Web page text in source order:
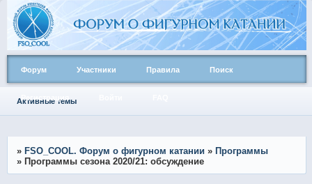
Форум Участники Правила Поиск
Активные темы
» FSO_COOL. Форум о фигурном катании » Программы
» Программы сезона 2020/21: обсуждение